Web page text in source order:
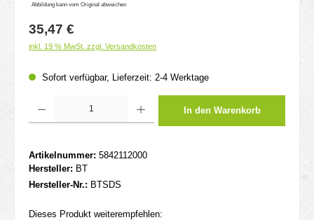
Abbildung kann vom Original abweichen
Regulärer Preis:
35,47 €
inkl. 19 % MwSt. zzgl. Versandkosten
Sofort verfügbar, Lieferzeit: 2-4 Werktage
In den Warenkorb
Artikelnummer: 5842112000
Hersteller: BT
Hersteller-Nr.: BTSDS
Dieses Produkt weiterempfehlen: